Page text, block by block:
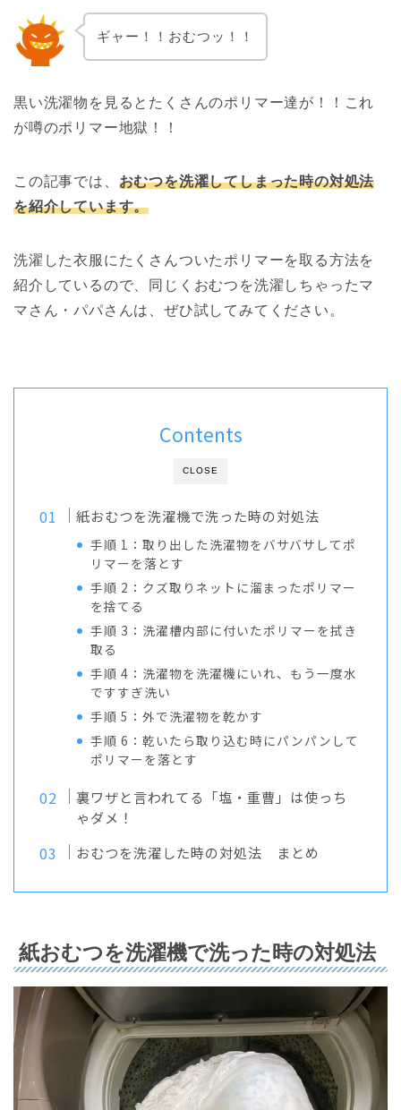
ギャー！！おむつッ！！
黒い洗濯物を見るとたくさんのポリマー達が！！これ
が噂のポリマー地獄！！
この記事では、 おむつを洗濯してしまった時の対処法
を紹介しています。
洗濯した衣服にたくさんついたポリマーを取る方法を
紹介しているので、同じくおむつを洗濯しちゃったマ
マさん・パパさんは、ぜひ試してみてください。
CLOSE
Contents
紙おむつを洗濯機で洗った時の対処法
手順 1：取り出した洗濯物をバサバサしてポ
リマーを落とす
手順 2：クズ取りネットに溜まったポリマー
を捨てる
手順 3：洗濯槽内部に付いたポリマーを拭き
取る
手順 4：洗濯物を洗濯機にいれ、もう一度水
ですすぎ洗い
手順 5：外で洗濯物を乾かす
手順 6：乾いたら取り込む時にパンパンして
ポリマーを落とす
裏ワザと言われてる「塩・重曹」は使っち
ゃダメ！
おむつを洗濯した時の対処法 まとめ
紙おむつを洗濯機で洗った時の対処法